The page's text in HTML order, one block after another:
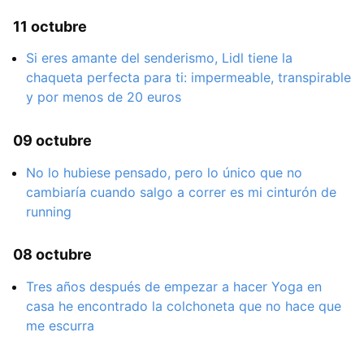
11 octubre
Si eres amante del senderismo, Lidl tiene la
chaqueta perfecta para ti: impermeable, transpirable
y por menos de 20 euros
09 octubre
No lo hubiese pensado, pero lo único que no
cambiaría cuando salgo a correr es mi cinturón de
running
08 octubre
Tres años después de empezar a hacer Yoga en
casa he encontrado la colchoneta que no hace que
me escurra